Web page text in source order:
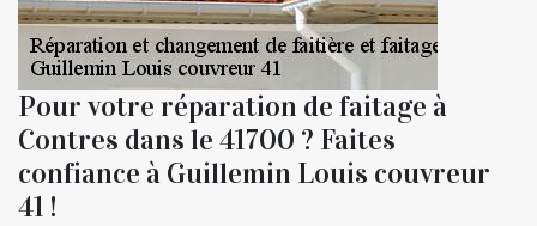
Pour votre réparation de faitage à
Contres dans le 41700 ? Faites
confiance à Guillemin Louis couvreur
41 !